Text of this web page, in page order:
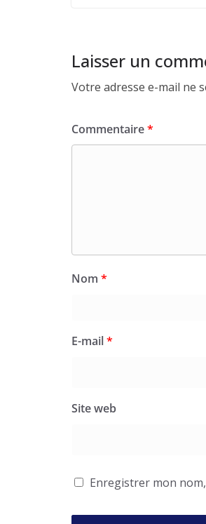
Laisser un
Votre adresse e-mail ne
Commentaire*
Nom *
E-mail*
Site web
Enregistrer mon